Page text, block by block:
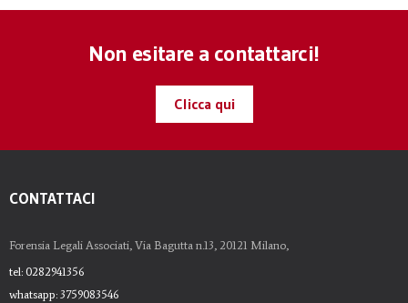
Non esitare a contattarci!
Clicca qui
CONTATTACI
Forensia Legali Associati, Via Bagutta n.13, 20121 Milano,
tel: 0282941356
whatsapp: 3759083546